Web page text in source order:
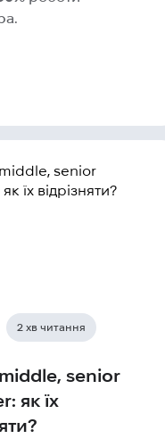
2 хв читання
senior
як їх